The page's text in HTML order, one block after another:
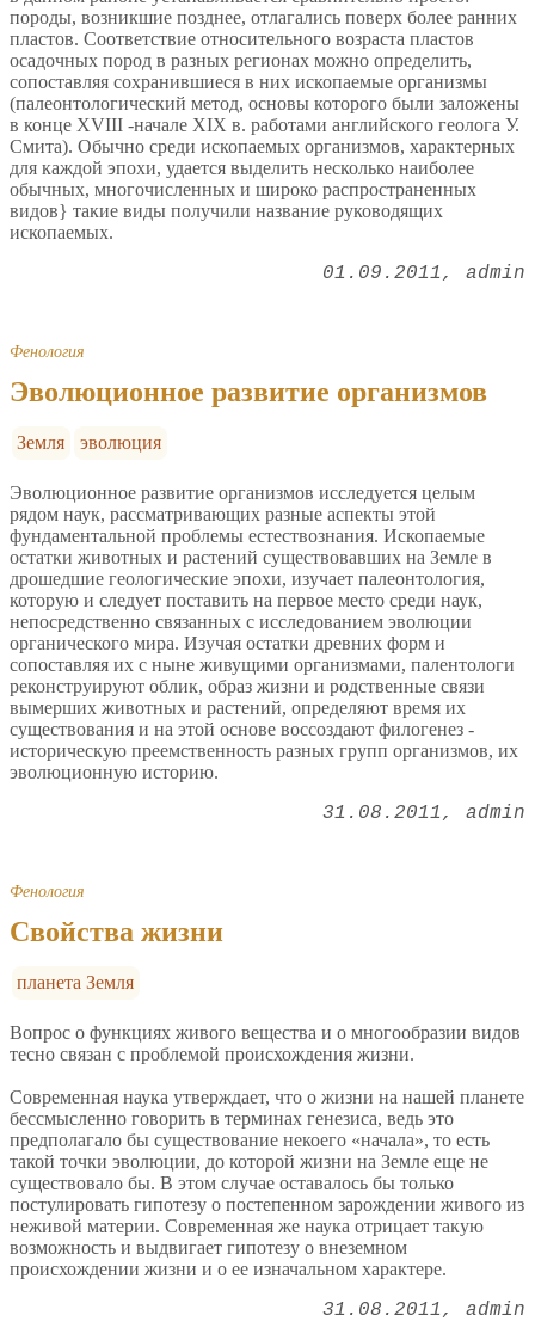
породы, возникшие позднее, отлагались поверх более ранних
пластов. Соответствие относительного возраста пластов
осадочных пород в разных регионах можно определить,
сопоставляя сохранившиеся в них ископаемые организмы
(палеонтологический метод, основы которого были заложены
в конце XVIII -начале XIX в. работами английского геолога У.
Смита). Обычно среди ископаемых организмов, характерных
для каждой эпохи, удается выделить несколько наиболее
обычных, многочисленных и широко распространенных
видов} такие виды получили название руководящих
ископаемых.
01.09.2011 admin
Фенология
Эволюционное развитие организмов
Земля эволюция
Эволюционное развитие организмов исследуется целым
рядом наук, рассматривающих разные аспекты этой
фундаментальной проблемы естествознания. Ископаемые
остатки животных и растений существовавших на Земле в
дрошедшие геологические эпохи, изучает палеонтология,
которую и следует поставить на первое место среди наук,
непосредственно связанных с исследованием эволюции
органического мира. Изучая остатки древних форм и
сопоставляя их с ныне живущими организмами, палентологи
реконструируют облик, образ жизни и родственные связи
вымерших животных и растений, определяют время их
существования и на этой основе воссоздают филогенез -
историческую преемственность разных групп организмов, их
эволюционную историю.
31.08.2011 admin
Фенология
Свойства жизни
планета Земля
Вопрос о функциях живого вещества и о многообразии видов
тесно связан с проблемой происхождения жизни.
Современная наука утверждает, что о жизни на нашей планете
бессмысленно говорить в терминах генезиса, ведь это
предполагало бы существование некоего «начала», то есть
такой точки эволюции, до которой жизни на Земле еще не
существовало бы. В этом случае оставалось бы только
постулировать гипотезу о постепенном зарождении живого из
неживой материи. Современная же наука отрицает такую
возможность и выдвигает гипотезу о внеземном
происхождении жизни и о ее изначальном характере.
31.08.2011 admin